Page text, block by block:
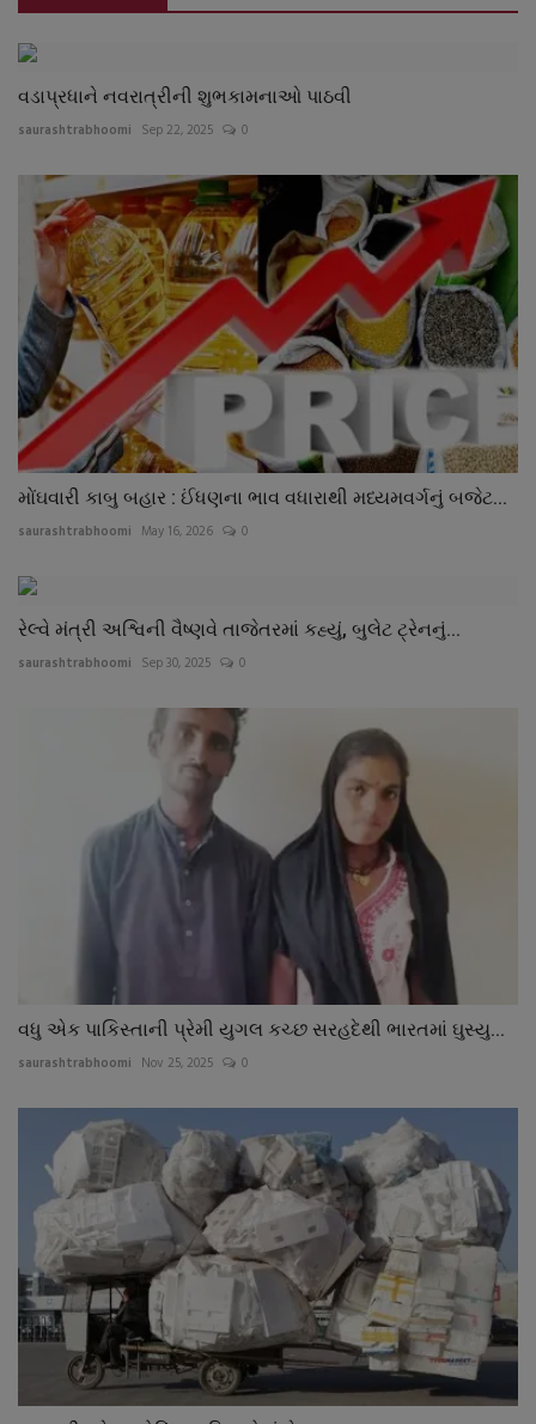
વડાપ્રધાને નવરાત્રીની શુભકામનાઓ પાઠવી
saurashtrabhoomi Sep 22, 2025 0
મોંઘવારી કાબુ બહાર : ઈંધણના ભાવ વધારાથી મધ્યમવર્ગનું બજેટ...
saurashtrabhoomi May 16, 2026 0
રેલ્વે મંત્રી અશ્વિની વૈષ્ણવે તાજેતરમાં કહ્યું, બુલેટ ટ્રેનનું...
saurashtrabhoomi Sep 30, 2025 0
વધુ એક પાકિસ્તાની પ્રેમી યુગલ કચ્છ સરહદેથી ભારતમાં ઘુસ્યુ...
saurashtrabhoomi Nov 25, 2025 0